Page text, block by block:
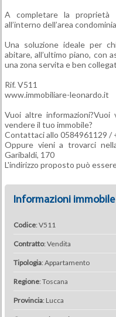
A completare la proprietà
all’interno dell’area
Una soluzione ideale per
abitare, all’ultimo piano, con
una zona servita e ben
Rif. V511
www.immobiliare-leonardo.it
Vuoi altre
vendere il tuo immobile?
Contattaci allo 0584961129 /
Oppure vieni a trovarci
Garibaldi, 170
L'indirizzo proposto può
Informazioni immobile
Codice: V511
Contratto: Vendita
Tipologia: Appartamento
Regione: Toscana
Provincia: Lucca